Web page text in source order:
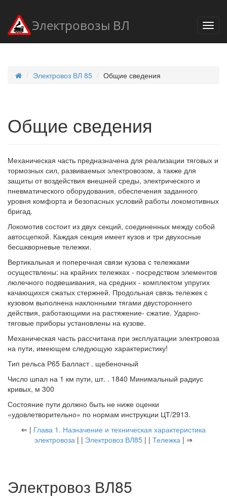
Электровозы ВЛ
Электровоз ВЛ 85 Общие сведения
Общие сведения
Механическая часть предназначена для реализации тяговых и
тормозных сил, развиваемых электровозом, а также для
защиты от воздействия внешней среды, электрического и
пневматического оборудования, обеспечения заданного
уровня комфорта и безопасных условий работы локомотивных
бригад.
Локомотив состоит из двух секций, соединенных между собой
автосцепкой. Каждая секция имеет кузов и три двухосные
бесшкворневые тележки.
Вертикальная и поперечная связи кузова с тележками
осуществлены: на крайних тележках - посредством элементов
люлечного подвешивания, на средних - комплектом упругих
качающихся сжатых стержней. Продольная связь тележек с
кузовом выполнена наклонными тягами двустороннего
действия, работающими на растяжение- сжатие. Ударно-
тяговые приборы установлены на кузове.
Механическая часть рассчитана при эксплуатации электровоза
на пути, имеющем следующую характеристику!
Тип рельса Р65 Балласт . щебеночный
Число шпал на 1 км пути, шт. . 1840 Минимальный радиус
кривых, м 300
Состояние пути должно быть не ниже оценки
«удовлетворительно» по нормам инструкции ЦТ/2913.
⇐ | Глава 1. Назначение и техническая характеристика
электровоза | | Электровоз ВЛ85 | | Тележка | ⇒
Электровоз ВЛ85